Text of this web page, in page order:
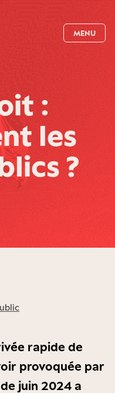
MENU
:
les
?
rapide de
provoquée par
juin 2024 a